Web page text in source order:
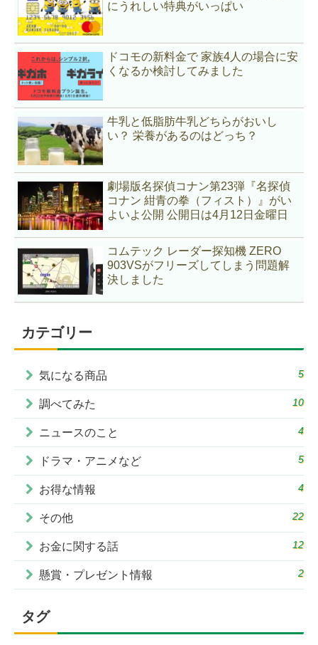
にうれしい特典がいっぱい
ドコモの新料金で 家族4人の場合に安
くなるか検討してみました
牛乳と低脂肪牛乳どちらがおいし
い？ 栄養があるのはどっち？
劇場版名探偵コナン第23弾『名探偵
コナン 紺青の拳（フィスト）』がい
よいよ公開 公開日は4月12日金曜日
コムテック レーダー探知機 ZERO
903VSがフリーズしてしまう問題解
決しました
カテゴリー
気になる商品 5
調べてみた 10
ニュースのこと 4
ドラマ・アニメなど 5
お得な情報 4
その他 22
お金に関する話 12
懸賞・プレゼント情報 2
タグ